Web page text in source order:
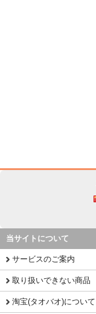
当サイトについて
サービスのご案内
取り扱いできない商品
淘宝(タオバオ)について